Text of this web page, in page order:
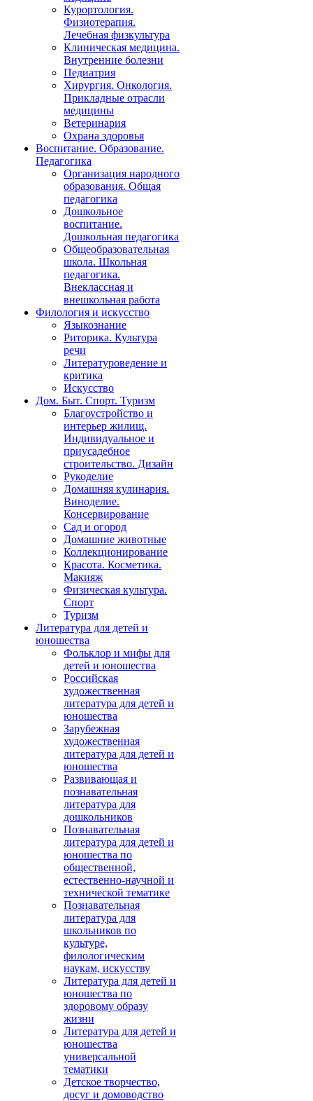
Курортология.
Физиотерапия.
Лечебная физкультура
Клиническая медицина.
Внутренние болезни
Педиатрия
Хирургия. Онкология.
Прикладные отрасли
медицины
Ветеринария
Охрана здоровья
Воспитание. Образование.
Педагогика
Организация народного
образования. Общая
педагогика
Дошкольное
воспитание.
Дошкольная педагогика
Общеобразовательная
школа. Школьная
педагогика.
Внеклассная и
внешкольная работа
Филология и искусство
Языкознание
Риторика. Культура
речи
Литературоведение и
критика
Искусство
Дом. Быт. Спорт. Туризм
Благоустройство и
интерьер жилищ.
Индивидуальное и
приусадебное
строительство. Дизайн
Рукоделие
Домашняя кулинария.
Виноделие.
Консервирование
Сад и огород
Домашние животные
Коллекционирование
Красота. Косметика.
Макияж
Физическая культура.
Спорт
Туризм
Литература для детей и
юношества
Фольклор и мифы для
детей и юношества
Российская
художественная
литература для детей и
юношества
Зарубежная
художественная
литература для детей и
юношества
Развивающая и
познавательная
литература для
дошкольников
Познавательная
литература для детей и
юношества по
общественной,
естественно-научной и
технической тематике
Познавательная
литература для
школьников по
культуре,
филологическим
наукам, искусству
Литература для детей и
юношества по
здоровому образу
жизни
Литература для детей и
юношества
универсальной
тематики
Детское творчество,
досуг и домоводство